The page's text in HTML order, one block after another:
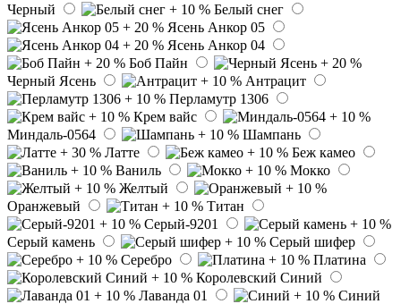
Черный
Белый снег
Ясень Анкор 05
Ясень Анкор 04
Боб Пайн
Черный Ясень
Антрацит
Перламутр 1306
Крем вайс
Миндаль-0564
Шампань
Латте
Беж камео
Ваниль
Мокко
Желтый
Оранжевый
Титан
Серый-9201
Серый камень
Серый шифер
Серебро
Платина
Королевский Синий
Лаванда 01
Синий